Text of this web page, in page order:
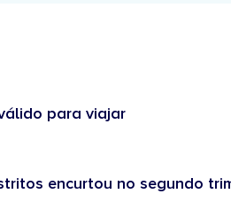
para viajar
encurtou no segundo